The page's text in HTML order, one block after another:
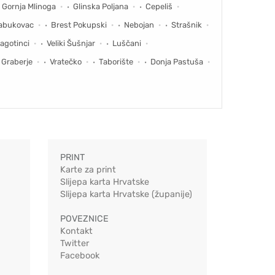
Gornja Mlinoga Glinska Poljana
Cepeliš
Brest Pokupski Nebojan
Strašnik
Veliki Šušnjar
Luščani
Graberje
Vratečko Taborište Donja Pastuša
PRINT
Karte za print
Slijepa karta Hrvatske
Slijepa karta Hrvatske (županije)
POVEZNICE
Kontakt
Twitter
Facebook